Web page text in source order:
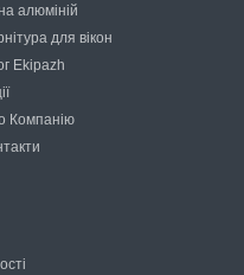
алюміній
для вікон
Ekipazh
Компанію